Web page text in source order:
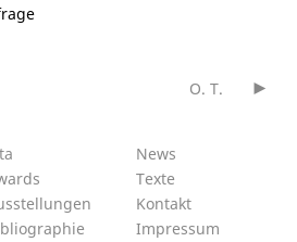
O. T.
News
Texte
Kontakt
Impressum